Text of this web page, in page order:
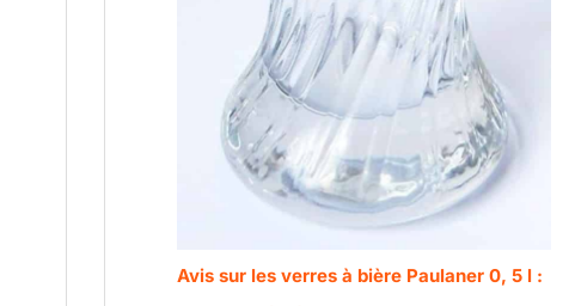
Avis sur les verres à bière Paulaner 0, 5 l :